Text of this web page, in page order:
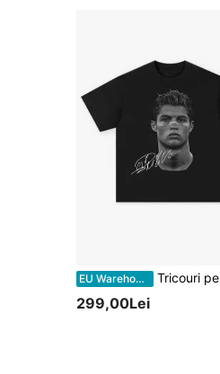
EU Warehouse Tricouri
299,00Lei